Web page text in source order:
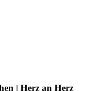
| Herz an Herz